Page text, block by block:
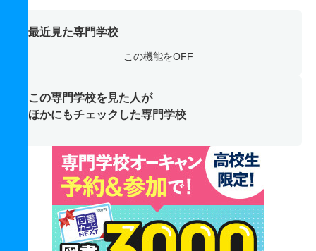
最近見た専門学校
この機能をOFF
この専門学校を見た人が
ほかにもチェックした専門学校